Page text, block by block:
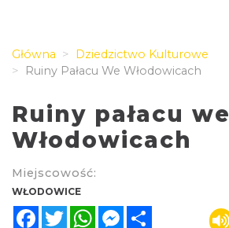
Główna
Dziedzictwo Kulturowe
Ruiny Pałacu We Włodowicach
Ruiny pałacu we
Włodowicach
Miejscowość:
WŁODOWICE
FacebookTwitterWhatsAppMessenger